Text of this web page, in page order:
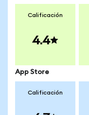
Calificación
4.4
App Store
Calificación